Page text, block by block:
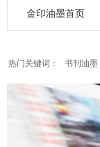
金印油墨首页
热门关键词： 书刊油墨